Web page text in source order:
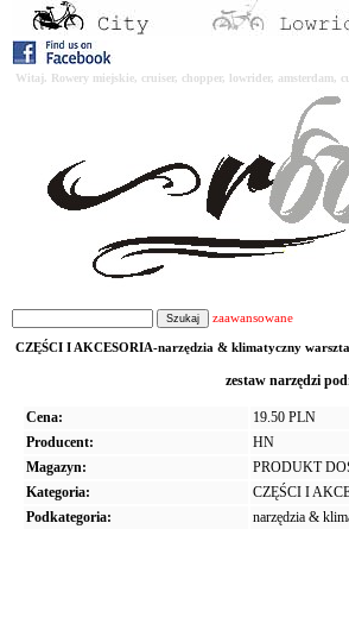
Witaj. Rowery miejskie, cruiser, chopper, lowrider, amsterdam,
zaawansowane
CZĘŚCI I AKCESORIA-narzędzia & klimatyczny
zestaw narzędzi
Cena:
19.50 PLN
Producent:
HN
Magazyn:
PRODUKT
Kategoria:
CZĘŚCI I
Podkategoria:
narzędzia &